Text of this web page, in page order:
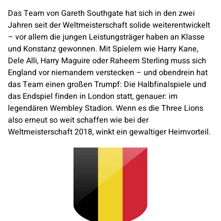
Das Team von Gareth Southgate hat sich in den zwei
Jahren seit der Weltmeisterschaft solide weiterentwickelt
– vor allem die jungen Leistungsträger haben an Klasse
und Konstanz gewonnen. Mit Spielern wie Harry Kane,
Dele Alli, Harry Maguire oder Raheem Sterling muss sich
England vor niemandem verstecken – und obendrein hat
das Team einen großen Trumpf: Die Halbfinalspiele und
das Endspiel finden in London statt, genauer: im
legendären Wembley Stadion. Wenn es die Three Lions
also erneut so weit schaffen wie bei der
Weltmeisterschaft 2018, winkt ein gewaltiger Heimvorteil.